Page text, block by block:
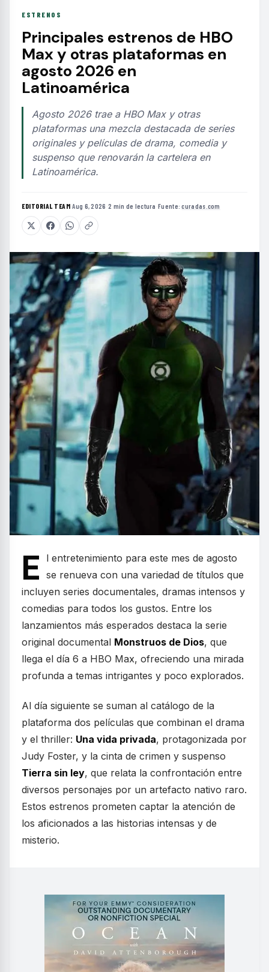
ESTRENOS
Principales estrenos de HBO
Max y otras plataformas en
agosto 2026 en
Latinoamérica
Agosto 2026 trae a HBO Max y otras
plataformas una mezcla destacada de series
originales y películas de drama, comedia y
suspenso que renovarán la cartelera en
Latinoamérica.
EDITORIAL TEAM·Aug 6, 2026 ·2 min de lectura ·Fuente:curadas.com
E
l entretenimiento para este mes de agosto
se renueva con una variedad de títulos que
incluyen series documentales, dramas intensos y
comedias para todos los gustos. Entre los
lanzamientos más esperados destaca la serie
original documental Monstruos de Dios, que
llega el día 6 a HBO Max, ofreciendo una mirada
profunda a temas intrigantes y poco explorados.
Al día siguiente se suman al catálogo de la
plataforma dos películas que combinan el drama
y el thriller: Una vida privada, protagonizada por
Judy Foster, y la cinta de crimen y suspenso
Tierra sin ley, que relata la confrontación entre
diversos personajes por un artefacto nativo raro.
Estos estrenos prometen captar la atención de
los aficionados a las historias intensas y de
misterio.